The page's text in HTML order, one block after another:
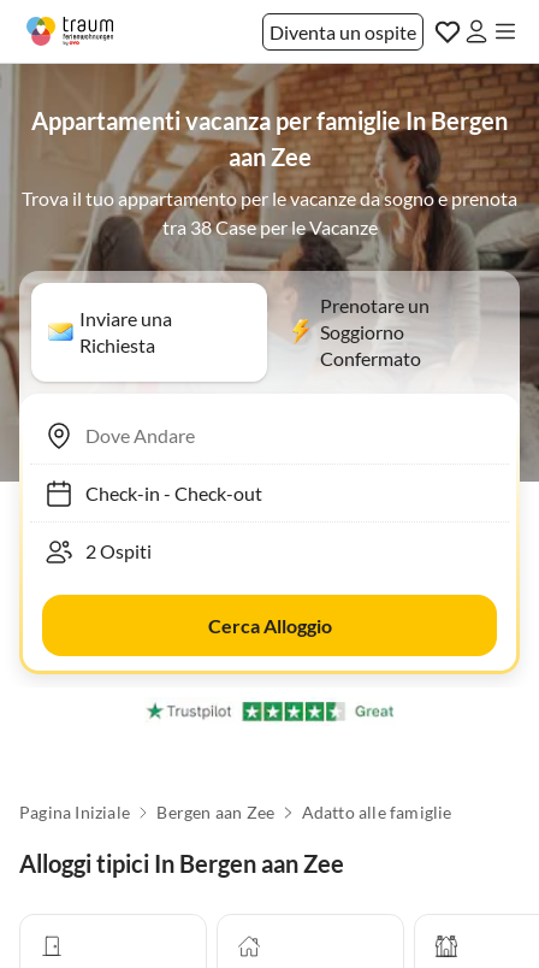
Diventa un ospite
Appartamenti vacanza per famiglie In Bergen
aan Zee
Trova il tuo appartamento per le vacanze da sogno e prenota
tra 38 Case per le Vacanze
Inviare una
Richiesta
Prenotare un
Soggiorno
Confermato
Check-in- Check-out
Cerca Alloggio
Pagina Iniziale Bergen aan Zee Adatto alle famiglie
Alloggi tipici In Bergen aan Zee